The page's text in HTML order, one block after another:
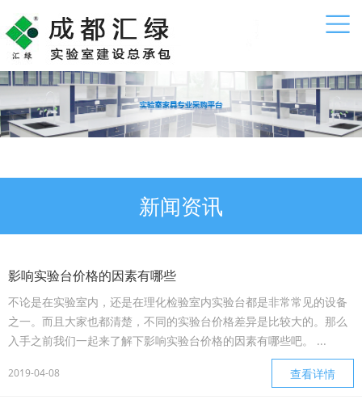
新闻资讯
影响实验台价格的因素有哪些
不论是在实验室内，还是在理化检验室内实验台都是非常常见的设备
之一。而且大家也都清楚，不同的实验台价格差异是比较大的。那么
入手之前我们一起来了解下影响实验台价格的因素有哪些吧。 ...
2019-04-08 查看详情